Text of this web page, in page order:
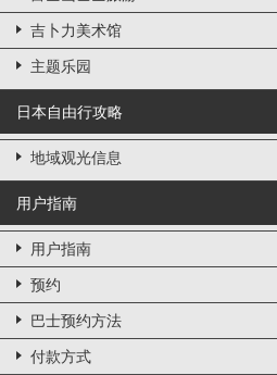
吉卜力美术馆
主题乐园
日本自由行攻略
地域观光信息
用户指南
用户指南
预约
巴士预约方法
付款方式